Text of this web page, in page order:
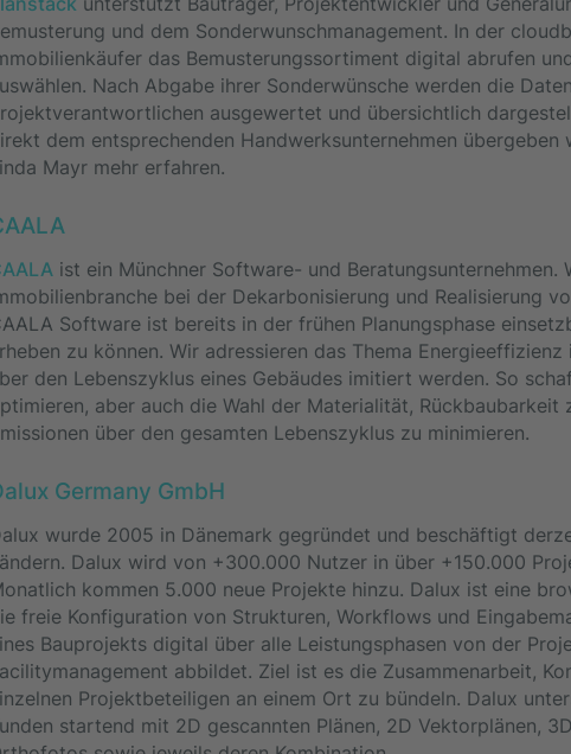
und dem Sonderwunschmanagement. In der
das Bemusterungssortiment digital abrufen
Nach Abgabe ihrer Sonderwünsche werden die
ausgewertet und übersichtlich
dem entsprechenden Handwerksunternehmen übergeben
Mayr mehr erfahren.
ist ein Münchner Software- und Beratungsunternehmen.
bei der Dekarbonisierung und Realisierung
Software ist bereits in der frühen Planungsphase
zu können. Wir adressieren das Thema
den Lebenszyklus eines Gebäudes imitiert werden. So
aber auch die Wahl der Materialität, Rückbaubarkeit
über den gesamten Lebenszyklus zu minimieren.
Germany GmbH
wurde 2005 in Dänemark gegründet und beschäftigt
Dalux wird von +300.000 Nutzer in über +150.000
kommen 5.000 neue Projekte hinzu. Dalux ist eine
freie Konfiguration von Strukturen, Workflows und
Bauprojekts digital über alle Leistungsphasen von der
abbildet. Ziel ist es die Zusammenarbeit,
Projektbeteiligen an einem Ort zu bündeln. Dalux
startend mit 2D gescannten Plänen, 2D Vektorplänen,